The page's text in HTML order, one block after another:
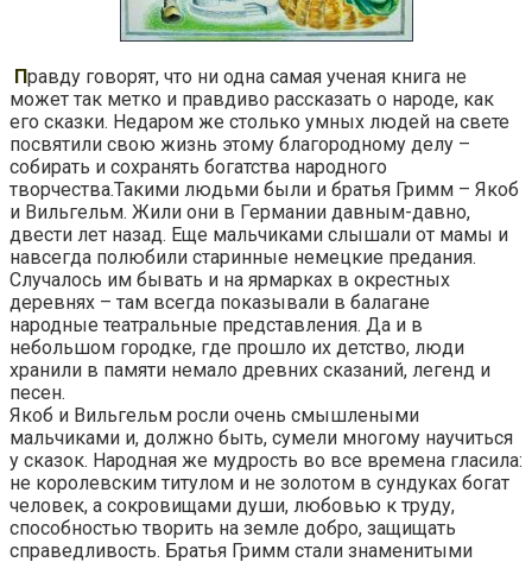
Правду говорят, что ни одна самая ученая книга не
может так метко и правдиво рассказать о народе, как
его сказки. Недаром же столько умных людей на свете
посвятили свою жизнь этому благородному делу –
собирать и сохранять богатства народного
творчества.Такими людьми были и братья Гримм – Якоб
и Вильгельм. Жили они в Германии давным-давно,
двести лет назад. Еще мальчиками слышали от мамы и
навсегда полюбили старинные немецкие предания.
Случалось им бывать и на ярмарках в окрестных
деревнях – там всегда показывали в балагане
народные театральные представления. Да и в
небольшом городке, где прошло их детство, люди
хранили в памяти немало древних сказаний, легенд и
песен.
Якоб и Вильгельм росли очень смышлеными
мальчиками и, должно быть, сумели многому научиться
у сказок. Народная же мудрость во все времена гласила:
не королевским титулом и не золотом в сундуках богат
человек, а сокровищами души, любовью к труду,
способностью творить на земле добро, защищать
справедливость. Братья Гримм стали знаменитыми